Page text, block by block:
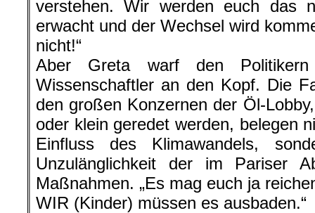
verstehen. Wir werden euch das
erwacht und der Wechsel wird
nicht!“
Aber Greta warf den
Wissenschaftler an den Kopf. Die
den großen Konzernen der Öl-
oder klein geredet werden, belegen
Einfluss des Klimawandels,
Unzulänglichkeit der im Pariser
Maßnahmen. „Es mag euch ja
WIR (Kinder) müssen es ausbaden.“